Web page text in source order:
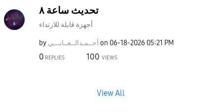
تحديث ساعة ٨
أجهزة قابلة للارتداء
by أحــمـدالــعــانـــي on ‎06-18-2026 05:21 PM
0 REPLIES 100 VIEWS
View All